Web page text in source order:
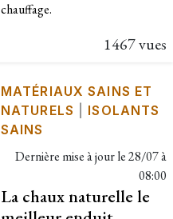
chauffage.
1467 vues
MATÉRIAUX SAINS ET
NATURELS
ISOLANTS
SAINS
Dernière mise à jour le28/07 à
08:00
La chaux naturelle le